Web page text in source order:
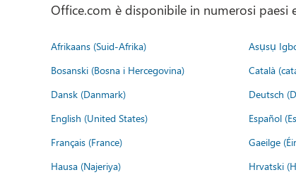
Office.com è disponibile in numerosi paesi
Afrikaans (Suid-Afrika) Asụsụ
Bosanski (Bosna i Hercegovina)
Català
Dansk (Danmark)
Deutsch
English (United States)
Español
Français (France)
Gaeilge
Hausa (Najeriya)
Hrvatski